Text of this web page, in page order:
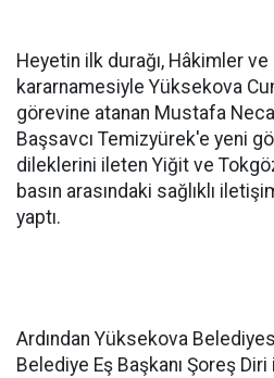
Heyetin ilk durağı, Hâkimler
kararnamesiyle Yüksekova
görevine atanan Mustafa
Başsavcı Temizyürek'e yeni
dileklerini ileten Yiğit ve
basın arasındaki sağlıklı
yaptı.
Ardından Yüksekova
Belediye Eş Başkanı Şoreş